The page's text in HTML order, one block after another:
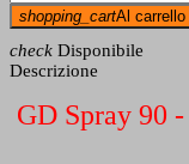
shopping_cartAl carrello
check Disponibile
Descrizione
GD Spray 90